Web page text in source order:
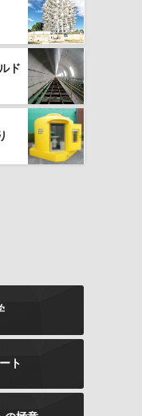
ド
ト